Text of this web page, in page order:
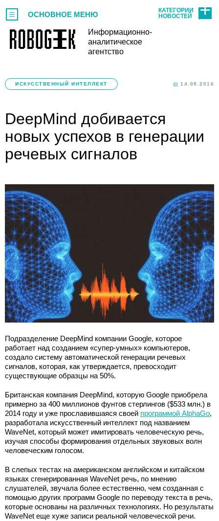
Информационно-
аналитическое
агентство
ОСНОВНОЕ МЕНЮ
КАТЕГОРИИ
НОВОСТЕЙ
ИСКУССТВЕННЫЙ ИНТЕЛЛЕКТ 14.09.2016
DeepMind добивается
новых успехов в генерации
речевых сигналов
Подразделение DeepMind компании Google, которое
работает над созданием «супер-умных» компьютеров,
создало систему автоматической генерации речевых
сигналов, которая, как утверждается, превосходит
существующие образцы на 50%.
Британская компания DeepMind, которую Google приобрела
примерно за 400 миллионов фунтов стерлингов ($533 млн.) в
2014 году и уже прославившаяся своей программой AlphaGo,
разработала искусственный интеллект под названием
WaveNet, который может имитировать человеческую речь,
изучая способы формирования отдельных звуковых волн
человеческим голосом.
В слепых тестах на американском английском и китайском
языках сгенерированная WaveNet речь, по мнению
слушателей, звучала более естественно, чем созданная с
помощью других программ Google по переводу текста в речь,
которые основаны на различных технологиях. Но результаты
WaveNet еще хуже записи реальной человеческой речи.